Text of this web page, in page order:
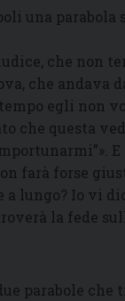
una
che non
che
egli non
che questa
farà forse
a lungo? Io vi
la fede
parabole